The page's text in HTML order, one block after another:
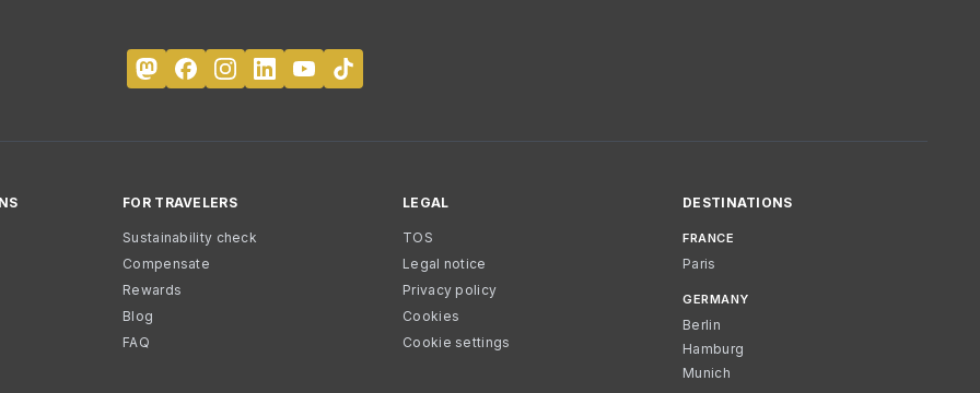
FOR TRAVELERS
Sustainability check
Compensate
Rewards
Blog
FAQ
LEGAL
TOS
Legal notice
Privacy policy
Cookies
Cookie settings
DESTINATIONS
FRANCE
Paris
GERMANY
Berlin
Hamburg
Munich